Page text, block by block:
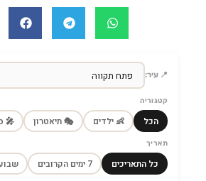
📍 עיר:
קטגוריה
הכל 👶 ילדים 🎭 תיאטרון 🎤
תאריך
כל התאריכים 7 ימים הקרובים